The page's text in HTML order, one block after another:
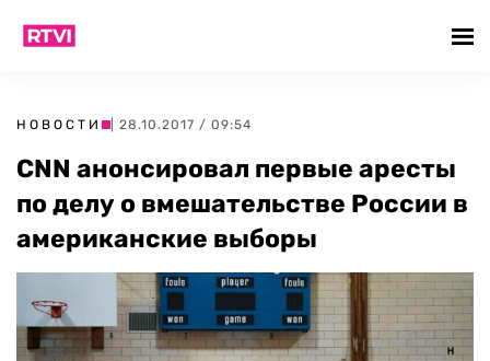
НОВОСТИ | 28.10.2017 / 09:54
CNN анонсировал первые аресты
по делу о вмешательстве России в
американские выборы